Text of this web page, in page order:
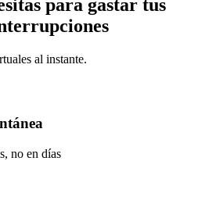
para gastar tus
al instante.
no en días